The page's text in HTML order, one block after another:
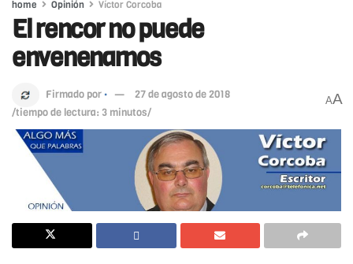
home Opinión Víctor Corcoba
El rencor no puede
envenenarnos
Firmado por ·
27 de agosto de 2018
/tiempo de lectura: 3 minutos/
AA